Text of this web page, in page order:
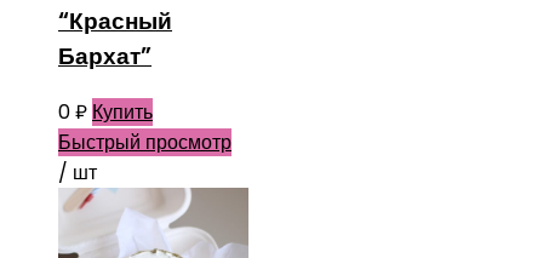
“Красный
Бархат”
0₽ Купить
Быстрый просмотр
/ шт